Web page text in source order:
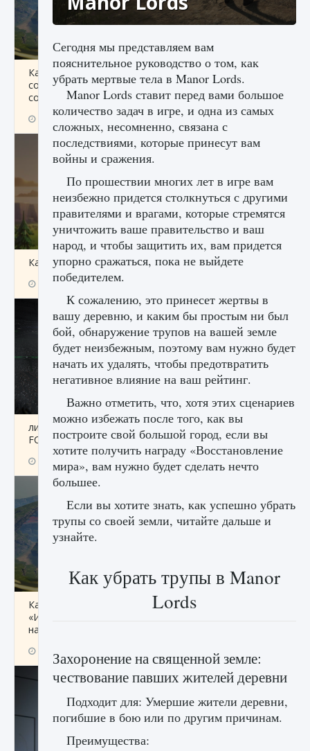
Как исправить ошибку Palworld «Идет
сохранение мира — Невозможно начать
сохранение данных мира»
9 августа 2024 2 511 0 0
Как заработать медали лиги Clash of Clans
9 августа 2024
лицензии, лиги, команды и стадионы в EA
FC 25
2 395
Как исправить ошибку Palworld EPalworld
«Идет сохранение мира — Невозможно
начать сохранение данных мира»
Сегодня мы представляем вам
пояснительное руководство о том, как
убрать мертвые тела в Manor Lords.
Manor Lords ставит перед вами большое
количество задач в игре, и одна из самых
сложных, несомненно, связана с
последствиями, которые принесут вам
войны и сражения.
По прошествии многих лет в игре вам
неизбежно придется столкнуться с другими
правителями и врагами, которые стремятся
уничтожить ваше правительство и ваш
народ, и чтобы защитить их, вам придется
упорно сражаться, пока не выйдете
победителем.
К сожалению, это принесет жертвы в
вашу деревню, и каким бы простым ни был
бой, обнаружение трупов на вашей земле
будет неизбежным, поэтому вам нужно будет
начать их удалять, чтобы предотвратить
негативное влияние на ваш рейтинг.
Важно отметить, что, хотя этих сценариев
можно избежать после того, как вы
построите свой большой город, если вы
хотите получить награду «Восстановление
мира», вам нужно будет сделать нечто
большее.
Если вы хотите знать, как успешно убрать
трупы со своей земли, читайте дальше и
узнайте.
Как убрать трупы в Manor
Lords
Захоронение на священной земле:
чествование павших жителей деревни
Подходит для: Умершие жители деревни,
погибшие в бою или по другим причинам.
Преимущества: